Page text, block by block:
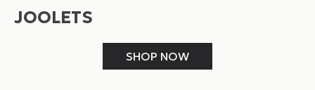
JOOLETS
SHOP NOW